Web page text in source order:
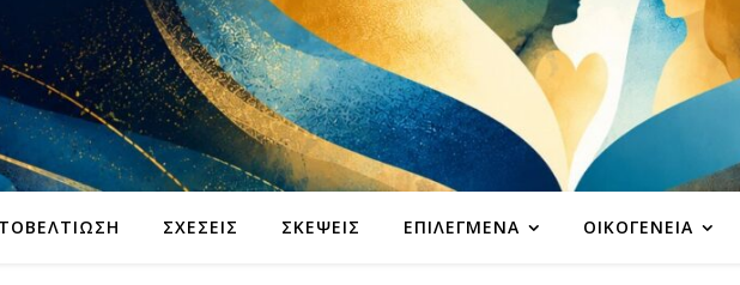
ΣΧΈΣΕΙΣ ΣΚΈΨΕΙΣ ΕΠΙΛΕΓΜΈΝΑ ΟΙΚΟΓΈΝΕΙΑ